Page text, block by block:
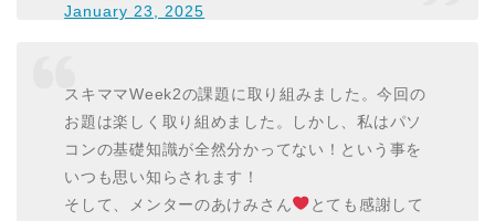
January 23, 2025
スキママWeek2の課題に取り組みました。今回の
お題は楽しく取り組めました。しかし、私はパソ
コンの基礎知識が全然分かってない！という事を
いつも思い知らされます！
そして、メンターのあけみさん
とても感謝して